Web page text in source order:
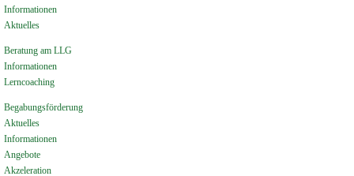
Informationen
Aktuelles
Beratung am LLG
Informationen
Lerncoaching
Begabungsförderung
Aktuelles
Informationen
Angebote
Akzeleration